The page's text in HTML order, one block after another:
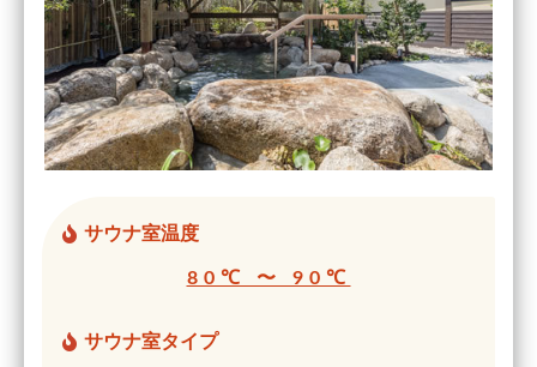
サウナ室温度
80℃ 〜 90℃
サウナ室タイプ